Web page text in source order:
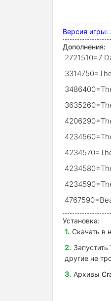
Версия игры:
Дополнения:
2721510=7
Установка:
Скачать в
Запустить
другие не
Архивы